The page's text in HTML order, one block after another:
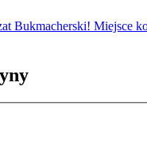
Bukmacherski! Miejsce